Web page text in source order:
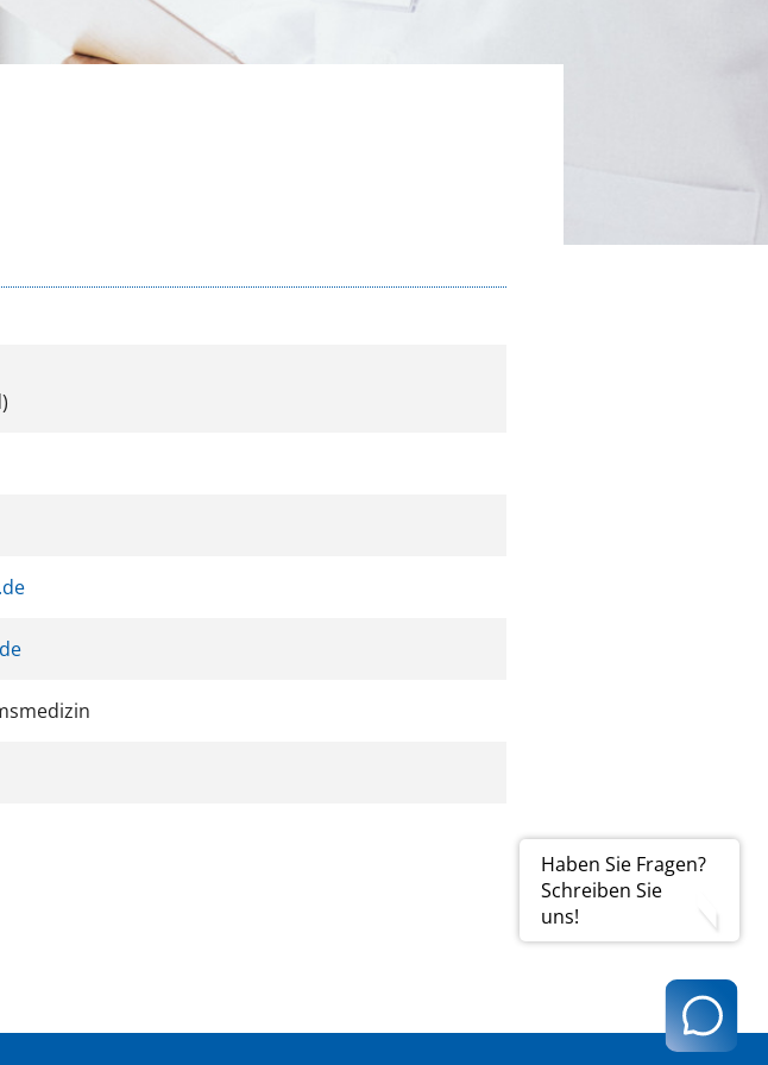
Haben Sie Fragen?
Schreiben Sie
uns!